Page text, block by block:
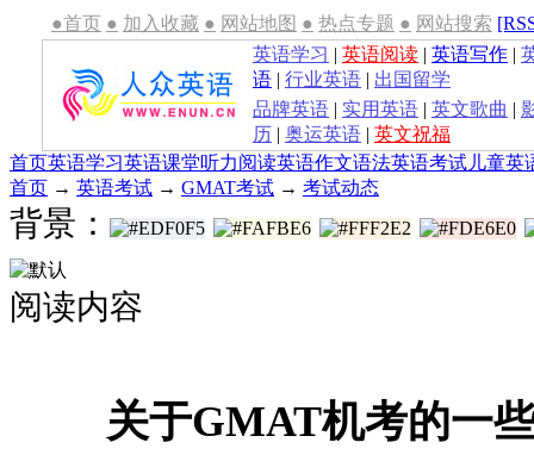
●首页 ● 加入收藏 ● 网站地图 ● 热点专题 ● 网站搜索
英语学习 | 英语阅读 | 英语写作 |
语 | 行业英语 | 出国留学
品牌英语 | 实用英语 | 英文歌曲 |
历 | 奥运英语 | 英文祝福
首页英语学习英语课堂听力阅读英语作文语法英语考试 儿童英
首页 → 英语考试 → GMAT考试 → 考试动态
背景：
阅读内容
关于GMAT机考的一